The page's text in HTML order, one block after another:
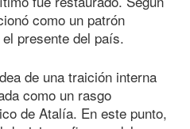
como un patrón
presente del país.
de una traición interna
como un rasgo
de Atalía. En este punto,